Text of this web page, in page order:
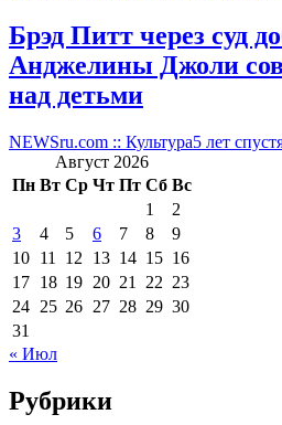
Брэд Питт через суд
Анджелины Джоли
над детьми
NEWSru.com :: Культура5 лет
Август 2026
Пн Вт Ср Чт Пт Сб Вс
1
2
3
4 5 6 7 8
9
10 11 12 13 14 15 16
17 18 19 20 21 22 23
24 25 26 27 28 29 30
31
« Июл
Рубрики